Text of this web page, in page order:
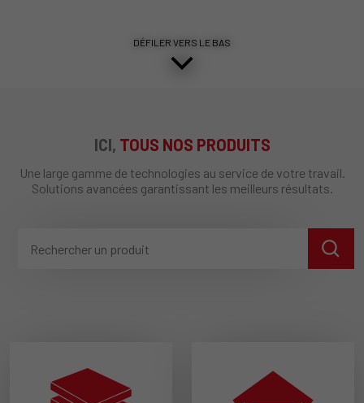
DÉFILER VERS LE BAS
ICI, TOUS NOS PRODUITS
Une large gamme de technologies au service de votre travail.
Solutions avancées garantissant les meilleurs résultats.